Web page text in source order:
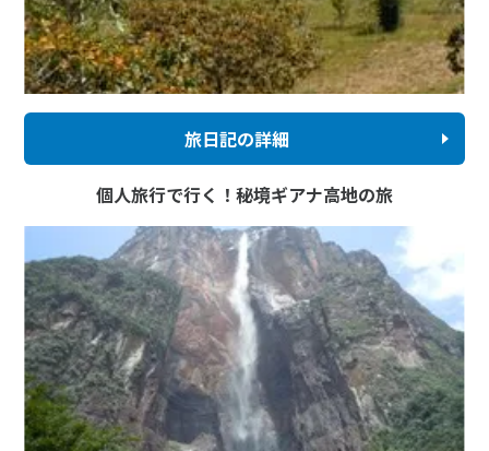
旅日記の詳細
個人旅行で行く！秘境ギアナ高地の旅